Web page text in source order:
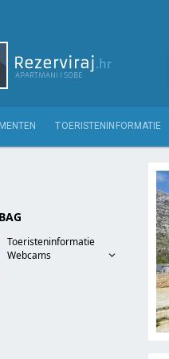
TOERISTENINFORMATIE
Toeristeninformatie
Webcams